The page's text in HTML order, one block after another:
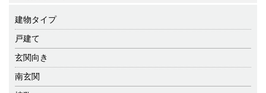
建物タイプ
戸建て
玄関向き
南玄関